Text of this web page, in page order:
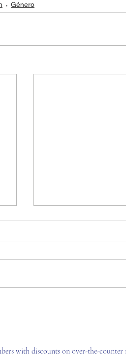
Género
with discounts on over-the-